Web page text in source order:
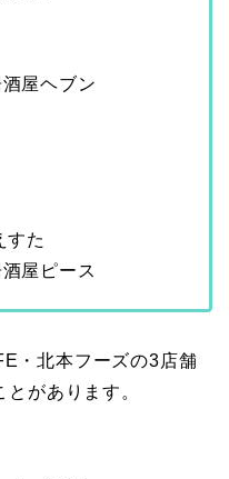
屋ヘブン
すた
屋ピース
・北本フーズの3店舗
があります。